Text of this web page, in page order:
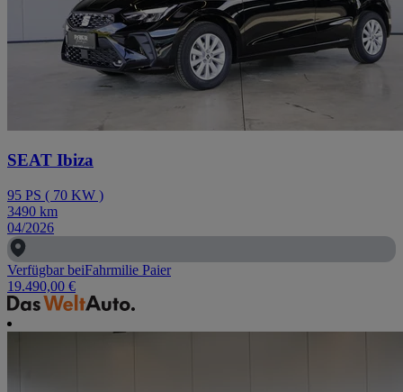
SEAT Ibiza
95 PS ( 70 KW )
3490 km
04/2026
Verfügbar beiFahrmilie Paier
19.490,00 €